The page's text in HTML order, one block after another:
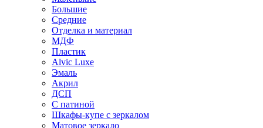
Большие
Средние
Отделка и материал
МДФ
Пластик
Alvic Luxe
Эмаль
Акрил
ДСП
С патиной
Шкафы-купе с зеркалом
Матовое зеркало